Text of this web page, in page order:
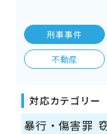
刑事事件
不動産
対応カテゴリー
暴行・傷害罪